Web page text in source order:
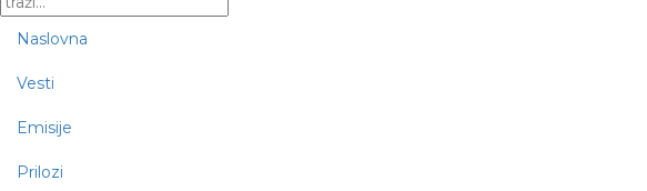
Naslovna
Vesti
Emisije
Prilozi